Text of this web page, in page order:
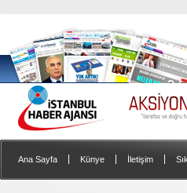
Ana Sayfa Künye İletişim